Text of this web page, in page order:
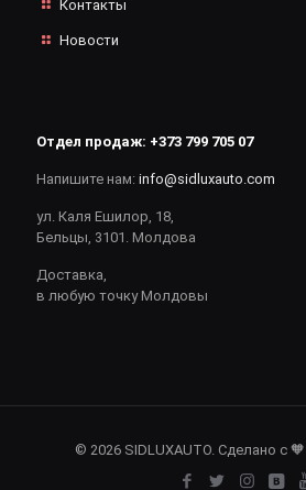
Контакты
Новости
Отдел продаж: +373 799 705 07
Напишите нам: info@sidluxauto.com
ул. Каля Ешилор, 18,
Бельцы, 3101. Молдова
Доставка,
в любую точку Молдовы
© 2026 SIDLUXAUTO. Сделано с 🧡